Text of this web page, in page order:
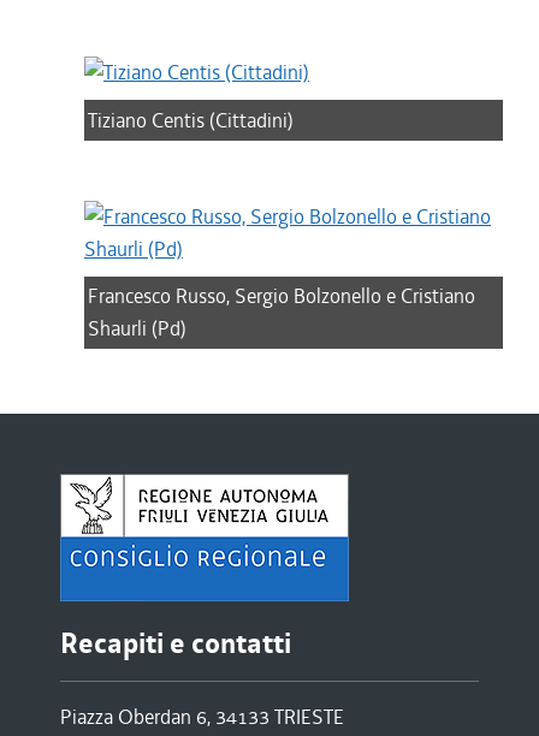
Tiziano Centis (Cittadini)
Francesco Russo, Sergio Bolzonello e Cristiano
Shaurli (Pd)
Recapiti e contatti
Piazza Oberdan 6, 34133 TRIESTE